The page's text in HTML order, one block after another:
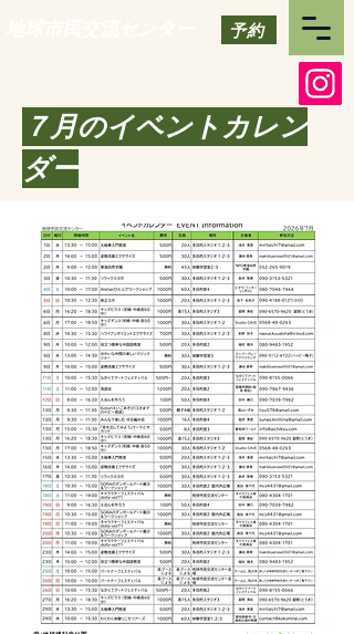
予約
​７月のイベントカレン
ダー